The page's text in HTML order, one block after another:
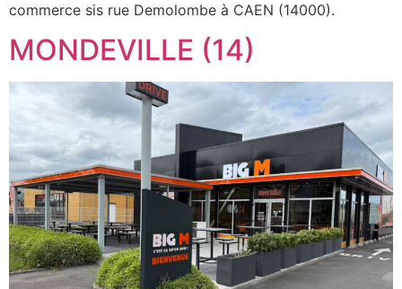
commerce sis rue Demolombe à CAEN (14000).
MONDEVILLE (14)